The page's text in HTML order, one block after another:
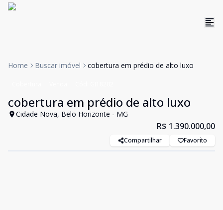
Home Buscar imóvel cobertura em prédio de alto luxo
cobertura em prédio de alto luxo
Cidade Nova, Belo Horizonte - MG
R$ 1.390.000,00
Compartilhar Favorito